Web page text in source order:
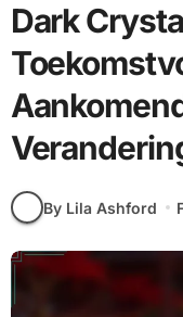
Dark
By Lila Ashford